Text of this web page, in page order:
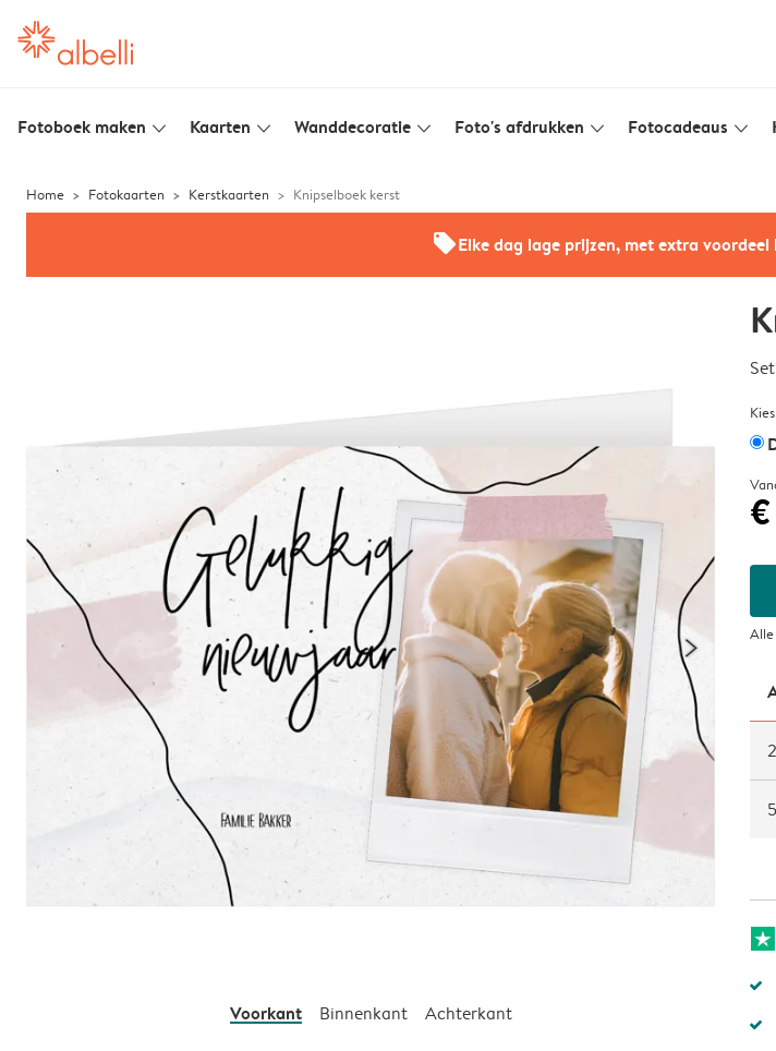
Fotoboek maken slim_arrow_down Kaarten slim_arrow_down Wanddecoratie slim_arrow_down Foto's afdrukken slim_arrow_down Fotocadeaus slim_arrow_down
Home Fotokaarten Kerstkaarten Knipselboek kerst
offersElke dag lage prijzen, met extra
Voorkant Binnenkant Achterkant
Alle